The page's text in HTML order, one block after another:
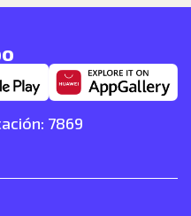
7869